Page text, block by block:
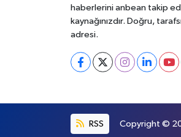
haberlerini anbean takip
kaynağınızdır. Doğru,
adresi.
RSS Copyright ©